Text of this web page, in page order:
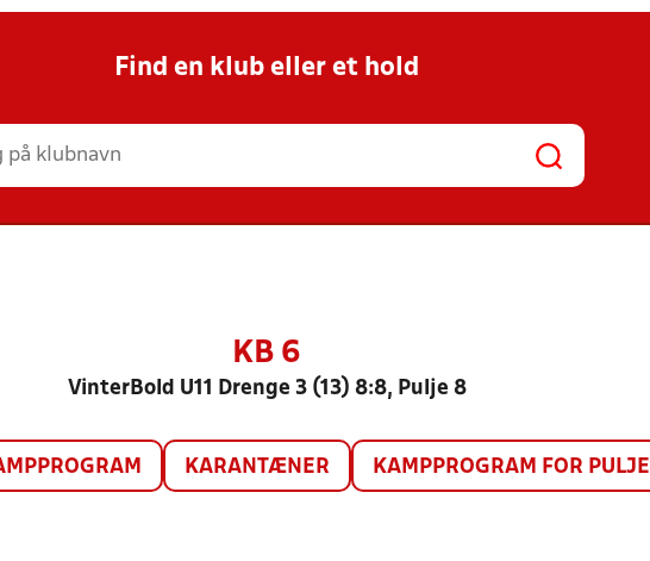
Find en klub eller et hold
KB 6
VinterBold U11 Drenge 3 (13) 8:8, Pulje 8
KARANTÆNER KAMPPROGRAM FOR PULJE